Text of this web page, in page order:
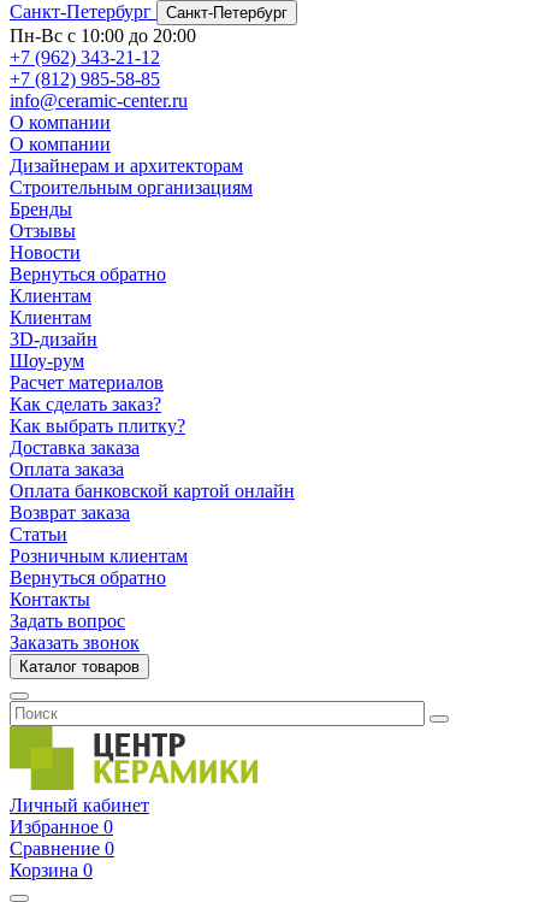
Санкт-Петербург
Санкт-Петербург
Пн-Вс с 10:00 до 20:00
+7 (962) 343-21-12
+7 (812) 985-58-85
info@ceramic-center.ru
О компании
О компании
Дизайнерам и архитекторам
Строительным организациям
Бренды
Отзывы
Новости
Вернуться обратно
Клиентам
Клиентам
3D-дизайн
Шоу-рум
Расчет материалов
Как сделать заказ?
Как выбрать плитку?
Доставка заказа
Оплата заказа
Оплата банковской картой онлайн
Возврат заказа
Статьи
Розничным клиентам
Вернуться обратно
Контакты
Задать вопрос
Заказать звонок
Каталог товаров
Личный кабинет
Избранное 0
Сравнение 0
Корзина 0